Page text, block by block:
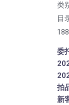
类
目
委
拍
新